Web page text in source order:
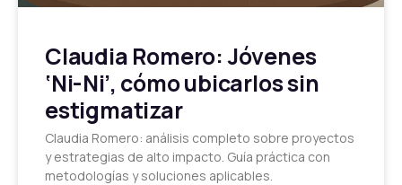
Claudia Romero: Jóvenes
‘Ni-Ni’, cómo ubicarlos sin
estigmatizar
Claudia Romero: análisis completo sobre proyectos
y estrategias de alto impacto. Guía práctica con
metodologías y soluciones aplicables.